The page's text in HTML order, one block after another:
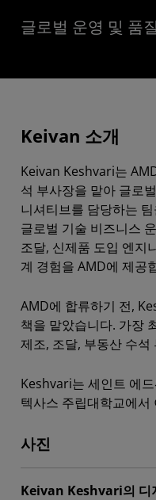
글로벌 운영 및 품
Keivan 소개
Keivan Keshvari는
석 부사장을 맡아 글로
니셔티브를 담당하는
글로벌 기술 비즈니스
조달, 신제품 도입 엔지
계 경험을 AMD에 제공
AMD에 합류하기 전,
책을 맡았습니다. 가장
제조, 조달, 부동산 수
Keshvari는 세인트 에
텍사스 주립대학교에
사진
Keivan Keshvari의 디